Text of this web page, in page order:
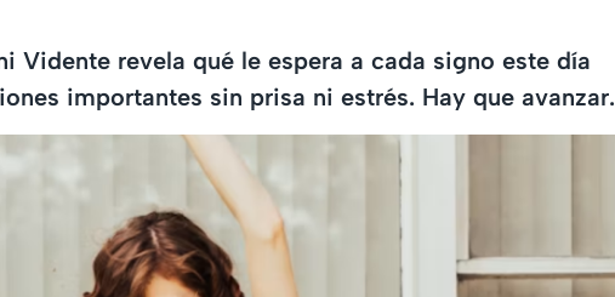
Vidente revela qué le espera a cada signo este día
importantes sin prisa ni estrés. Hay que avanzar.